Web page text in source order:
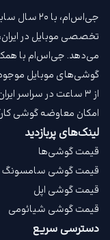
جی‌اس‌ام،
تخصصی موبایل در
می‌دهد. جی‌اس‌ام با
گوشی‌های موبایل موجود
از ۳ ساعت در سراسر
امکان معاوضه گوشی
لینک‌های پربازدید
قیمت گوشی‌ها
قیمت گوشی سامسونگ
قیمت گوشی اپل
قیمت گوشی شیائومی
دسترسی سریع